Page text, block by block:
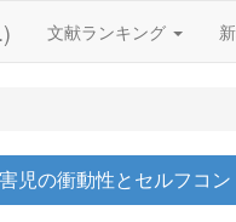
文献ランキング
児の衝動性とセルフコ